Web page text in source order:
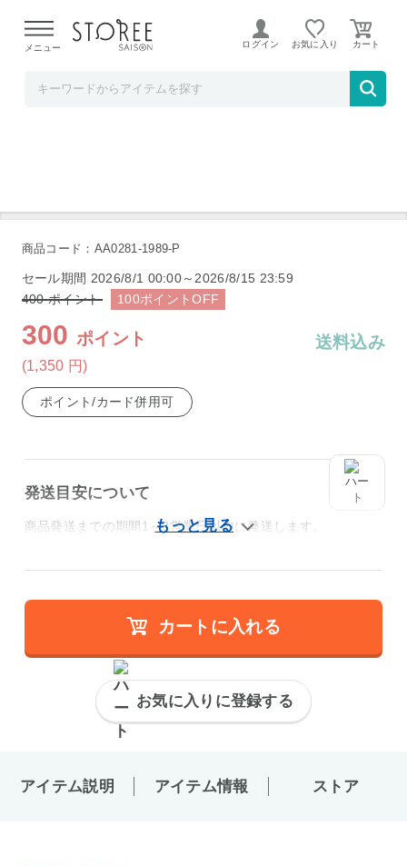
よる配送遅延が発生しております。
メニュー ログイン お気に入り
mitas ネック サポーター TN-NKSR-BK-M
商品コード：AA0281-1989-P
セール期間 2026/8/1 00:00～2026/8/15 23:59
400ポイント 100ポイントOFF
300ポイント
(1,350 円)
送料込み
ポイント/カード併用可
発送目安について
商品発送までの期間1～3営業日以内に発送します。
カートに入れる
お気に入りに登録する
アイテム説明 アイテム情報 ストア